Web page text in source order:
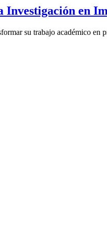
en
su trabajo académico en